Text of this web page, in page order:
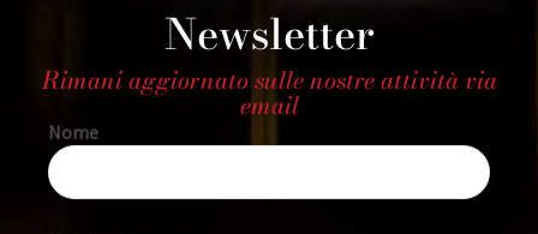
Newsletter
Rimani aggiornato sulle nostre attività via
email